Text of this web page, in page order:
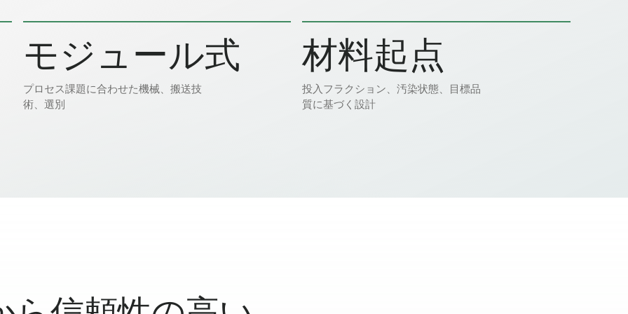
モジュール式
プロセス課題に合わせた機械、搬送技
術、選別
材料起点
投入フラクション、汚染状態、目標品
質に基づく設計